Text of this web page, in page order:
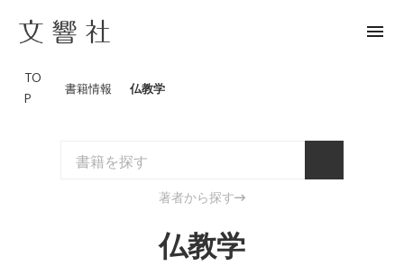
menu
TO
P
書籍情報 仏教学
著者から探す
仏教学